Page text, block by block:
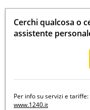
Cerchi qualcosa o
assistente
Per info su servizi e tariffe:
www.1240.it